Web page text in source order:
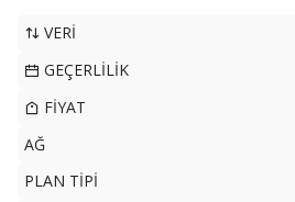
VERİ
GEÇERLİLİK
FİYAT
AĞ
PLAN TİPİ